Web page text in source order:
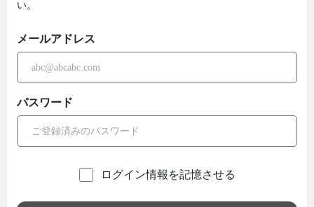
い。
メールアドレス
パスワード
ログイン情報を記憶させる